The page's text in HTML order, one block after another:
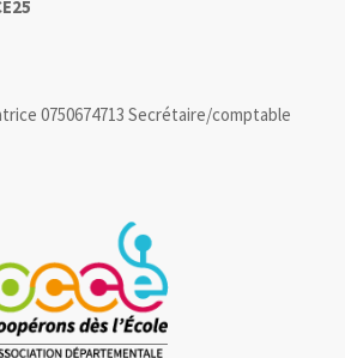
0750674713 Secrétaire/comptable